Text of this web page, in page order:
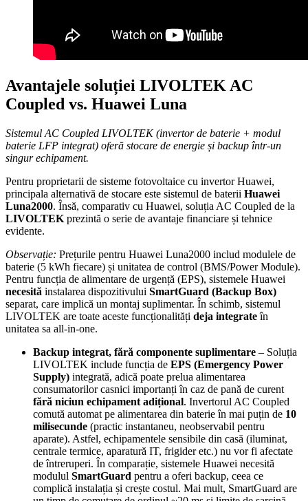
Avantajele soluției LIVOLTEK AC
Coupled vs. Huawei Luna
Sistemul AC Coupled LIVOLTEK (invertor de baterie + modul
baterie LFP integrat) oferă stocare de energie și backup într-un
singur echipament.
Pentru proprietarii de sisteme fotovoltaice cu invertor Huawei,
principala alternativă de stocare este sistemul de baterii Huawei
Luna2000. Însă, comparativ cu Huawei, soluția AC Coupled de la
LIVOLTEK prezintă o serie de avantaje financiare și tehnice
evidente.
Observație: Prețurile pentru Huawei Luna2000 includ modulele de
baterie (5 kWh fiecare) și unitatea de control (BMS/Power Module).
Pentru funcția de alimentare de urgență (EPS), sistemele Huawei
necesită instalarea dispozitivului SmartGuard (Backup Box)
separat, care implică un montaj suplimentar. În schimb, sistemul
LIVOLTEK are toate aceste funcționalități deja integrateîn
unitatea sa all-in-one.
Backup integrat, fără componente suplimentare – Soluția
LIVOLTEK include funcția de EPS (Emergency Power
Supply) integrată, adică poate prelua alimentarea
consumatorilor casnici importanți în caz de pană de curent
fără niciun echipament adițional. Invertorul AC Coupled
comută automat pe alimentarea din baterie în mai puțin de 10
milisecunde (practic instantaneu, neobservabil pentru
aparate). Astfel, echipamentele sensibile din casă (iluminat,
centrale termice, aparatură IT, frigider etc.) nu vor fi afectate
de întreruperi. În comparație, sistemele Huawei necesită
modulul SmartGuard pentru a oferi backup, ceea ce
complică instalația și crește costul. Mai mult, SmartGuard are